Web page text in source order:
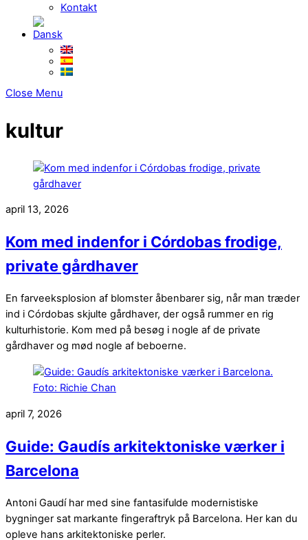
Kontakt
Close Menu
kultur
april 13, 2026
Kom med indenfor i Córdobas frodige,
private gårdhaver
En farveeksplosion af blomster åbenbarer sig, når man træder
ind i Córdobas skjulte gårdhaver, der også rummer en rig
kulturhistorie. Kom med på besøg i nogle af de private
gårdhaver og mød nogle af beboerne.
april 7, 2026
Guide: Gaudís arkitektoniske værker i
Barcelona
Antoni Gaudí har med sine fantasifulde modernistiske
bygninger sat markante fingeraftryk på Barcelona. Her kan du
opleve hans arkitektoniske perler.